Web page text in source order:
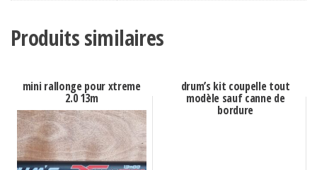
Produits similaires
mini rallonge pour xtreme
2.0 13m
drum’s kit coupelle tout
modèle sauf canne de
bordure